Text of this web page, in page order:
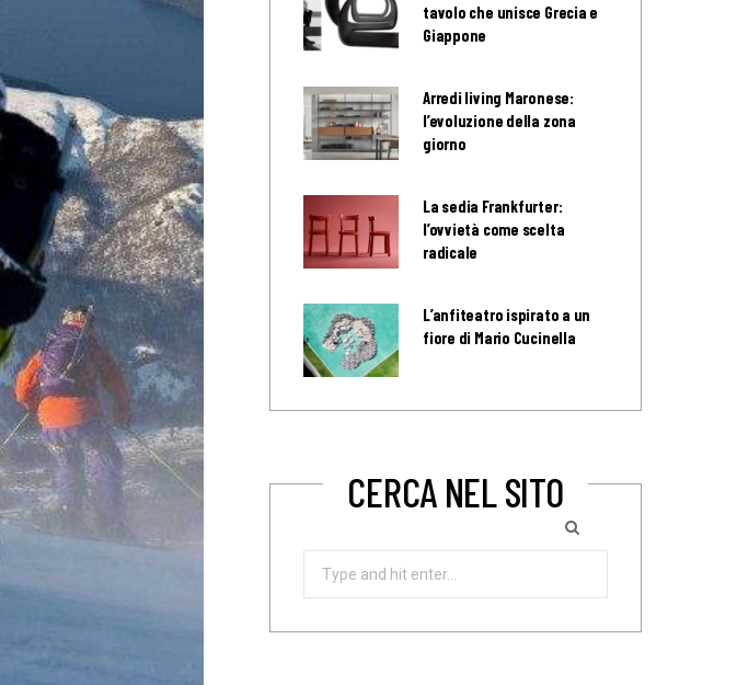
tavolo che unisce Grecia e
Giappone
Arredi living Maronese:
l’evoluzione della zona
giorno
La sedia Frankfurter:
l’ovvietà come scelta
radicale
L’anfiteatro ispirato a un
fiore di Mario Cucinella
CERCA NEL SITO
Search